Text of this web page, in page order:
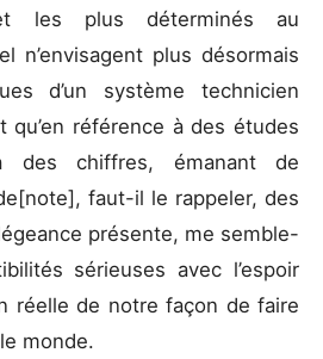
les plus déterminés au
n’envisagent plus désormais
d’un système technicien
qu’en référence à des études
des chiffres, émanant de
faut-il le rappeler, des
présente, me semble-
sérieuses avec l’espoir
réelle de notre façon de faire
monde.